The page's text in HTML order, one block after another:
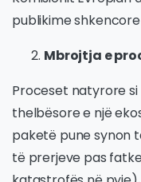
publikime
Mbrojtja e
Proceset natyrore
thelbësore e një
paketë pune synon
të prerjeve pas